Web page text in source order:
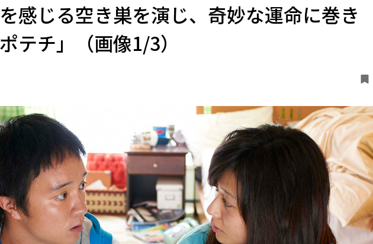
感じる空き巣を演じ、奇妙な運命に巻き
テチ」（画像1/3）